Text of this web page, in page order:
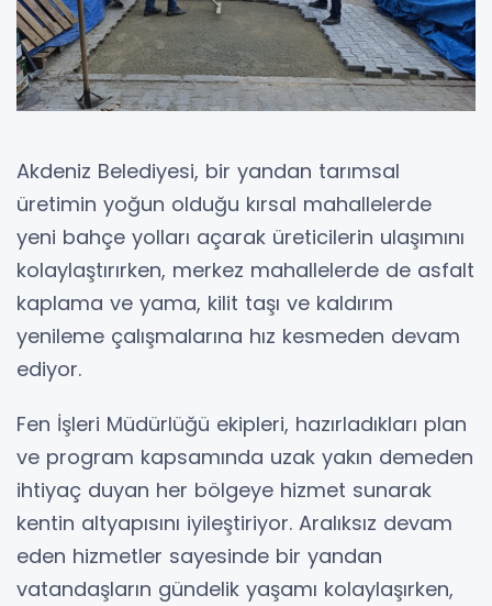
Akdeniz Belediyesi, bir yandan tarımsal
üretimin yoğun olduğu kırsal mahallelerde
yeni bahçe yolları açarak üreticilerin ulaşımını
kolaylaştırırken, merkez mahallelerde de asfalt
kaplama ve yama, kilit taşı ve kaldırım
yenileme çalışmalarına hız kesmeden devam
ediyor.
Fen İşleri Müdürlüğü ekipleri, hazırladıkları plan
ve program kapsamında uzak yakın demeden
ihtiyaç duyan her bölgeye hizmet sunarak
kentin altyapısını iyileştiriyor. Aralıksız devam
eden hizmetler sayesinde bir yandan
vatandaşların gündelik yaşamı kolaylaşırken,